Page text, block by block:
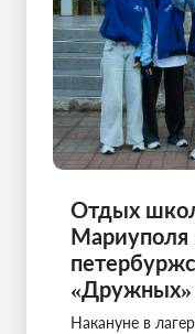
Отдых
Мариуполя
«Дружных»
Накануне в